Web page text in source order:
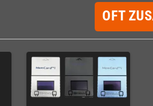
OFT